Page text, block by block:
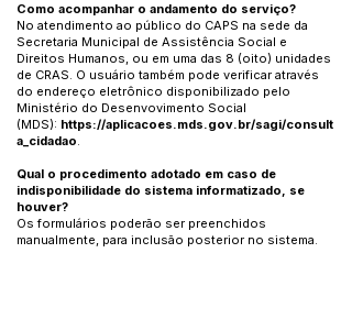
Como acompanhar o andamento do serviço?
No atendimento ao público do CAPS na sede da
Secretaria Municipal de Assistência Social e
Direitos Humanos, ou em uma das 8 (oito) unidades
de CRAS. O usuário também pode verificar através
do endereço eletrônico disponibilizado pelo
Ministério do Desenvovimento Social
(MDS): https://aplicacoes.mds.gov.br/sagi/consult
a_cidadao.
Qual o procedimento adotado em caso de
indisponibilidade do sistema informatizado, se
houver?
Os formulários poderão ser preenchidos
manualmente, para inclusão posterior no sistema.